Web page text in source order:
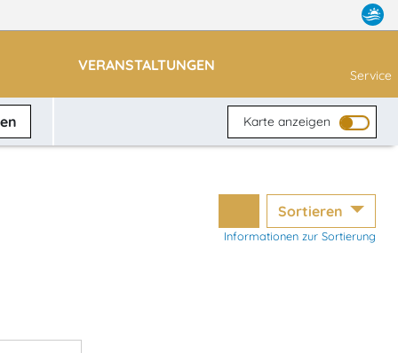
VERANSTALTUNGEN
Service
Karte anzeigen
Sortieren
Informationen zur Sortierung